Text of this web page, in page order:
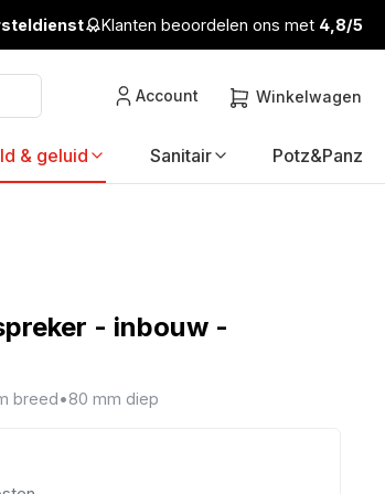
Klanten beoordelen ons met 4,8/5
Account Winkelwagen
& geluid Sanitair Potz&Panz
- inbouw -
breed•80 mm diep